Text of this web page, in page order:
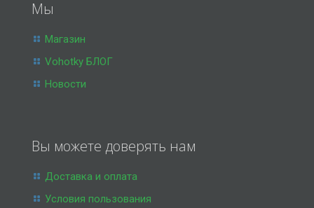
Мы
Магазин
Vohotky БЛОГ
Новости
Вы можете доверять нам
Доставка и оплата
Условия пользования